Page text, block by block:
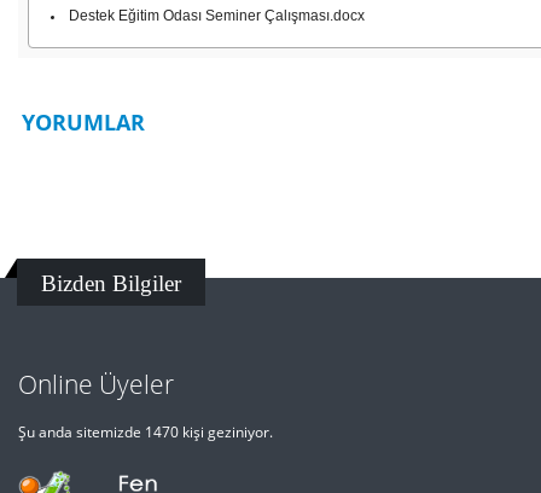
Destek Eğitim Odası Seminer Çalışması.docx
YORUMLAR
Bizden Bilgiler
Online Üyeler
Şu anda sitemizde 1470 kişi geziniyor.